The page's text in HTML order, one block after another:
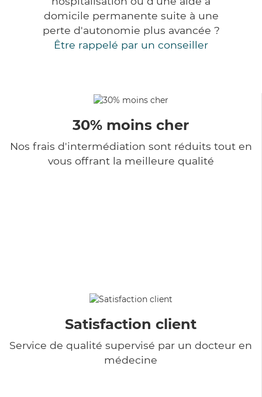
domicile permanente suite à une
perte d'autonomie plus avancée ?
Être rappelé par un conseiller
30% moins cher
Nos frais d'intermédiation sont réduits tout en
vous offrant la meilleure qualité
Satisfaction client
Service de qualité supervisé par un docteur en
médecine